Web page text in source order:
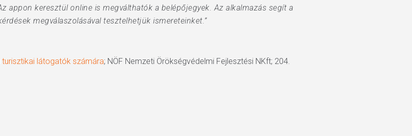
appon keresztül online is megválthatók a belépőjegyek. Az alkalmazás segít a
megválaszolásával tesztelhetjük ismereteinket.”
látogatók számára; NÖF Nemzeti Örökségvédelmi Fejlesztési NKft; 204.